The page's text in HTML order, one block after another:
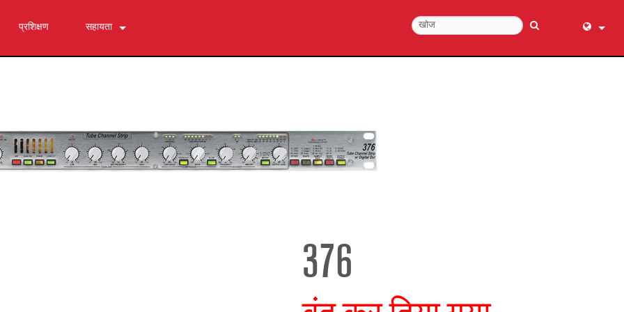
प्रशिक्षण सहायता
डाउनलोड
वारंटी
उत्पाद पंजीकरण
376